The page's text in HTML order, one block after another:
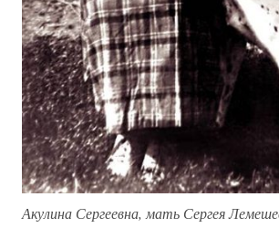
Акулина Сергеевна, мать Сергея